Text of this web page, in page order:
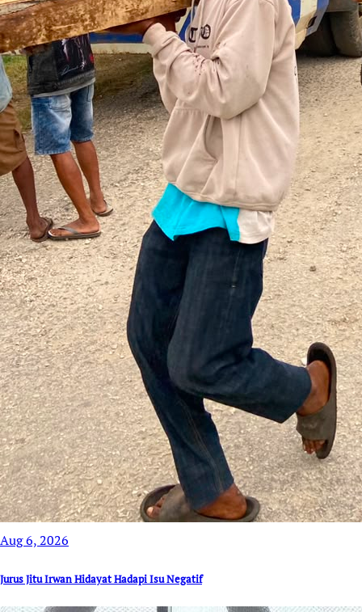
Aug 6, 2026
Jurus Jitu Irwan Hidayat Hadapi Isu Negatif